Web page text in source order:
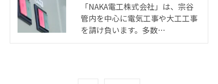
「NAKA電工株式会社」は、宗谷
管内を中心に電気工事や大工工事
を請け負います。多数…